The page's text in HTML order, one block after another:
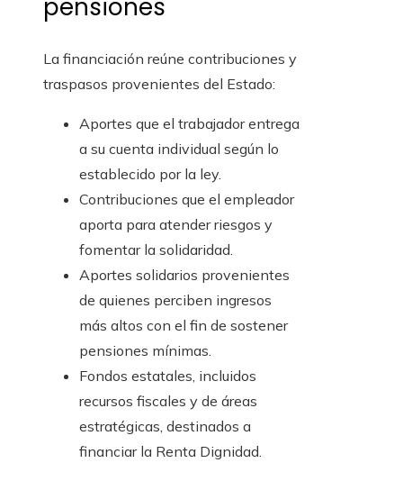
pensiones
La financiación reúne contribuciones y
traspasos provenientes del Estado:
Aportes que el trabajador entrega
a su cuenta individual según lo
establecido por la ley.
Contribuciones que el empleador
aporta para atender riesgos y
fomentar la solidaridad.
Aportes solidarios provenientes
de quienes perciben ingresos
más altos con el fin de sostener
pensiones mínimas.
Fondos estatales, incluidos
recursos fiscales y de áreas
estratégicas, destinados a
financiar la Renta Dignidad.